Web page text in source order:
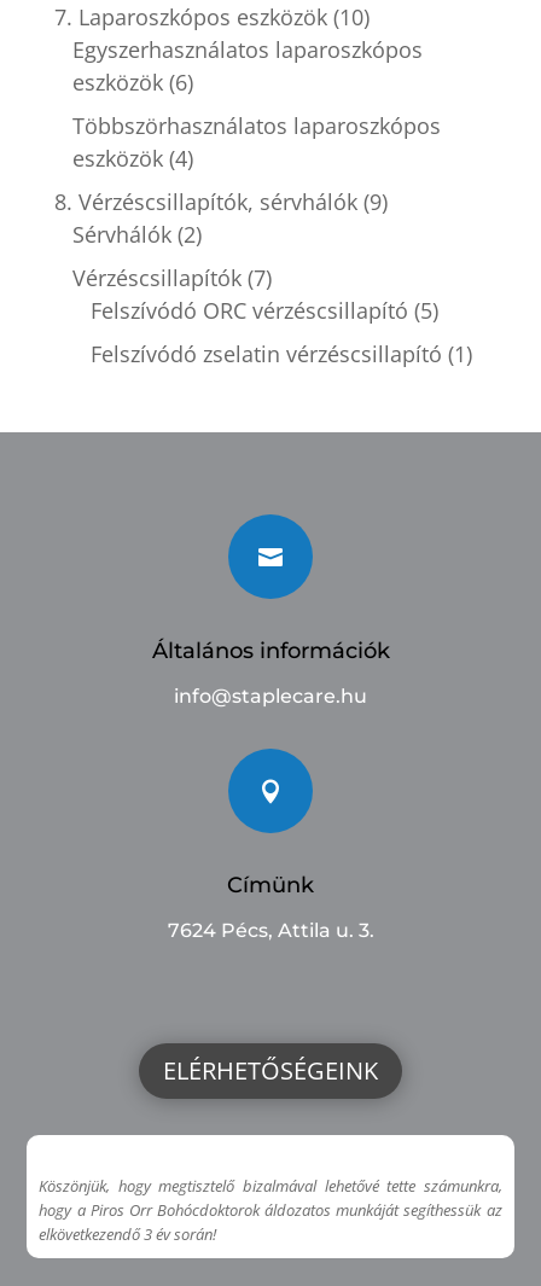
7. Laparoszkópos eszközök (10)
Egyszerhasználatos laparoszkópos
eszközök (6)
Többszörhasználatos laparoszkópos
eszközök (4)
8. Vérzéscsillapítók, sérvhálók (9)
Sérvhálók (2)
Vérzéscsillapítók (7)
Felszívódó ORC vérzéscsillapító (5)
Felszívódó zselatin vérzéscsillapító (1)

Általános információk
info@staplecare.hu

Címünk
7624 Pécs, Attila u. 3.
ELÉRHETŐSÉGEINK
Köszönjük, hogy megtisztelő bizalmával lehetővé tette számunkra,
hogy a Piros Orr Bohócdoktorok áldozatos munkáját segíthessük az
elkövetkezendő 3 év során!